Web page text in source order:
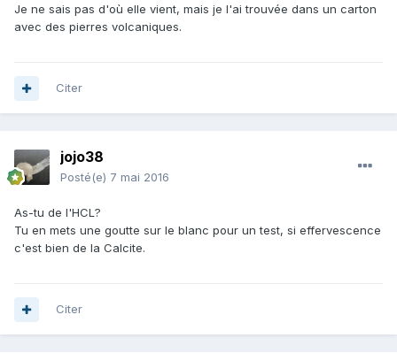
Je ne sais pas d'où elle vient, mais je l'ai trouvée dans un carton
avec des pierres volcaniques.
Citer
jojo38
Posté(e) 7 mai 2016
As-tu de l'HCL?
Tu en mets une goutte sur le blanc pour un test, si effervescence
c'est bien de la Calcite.
Citer